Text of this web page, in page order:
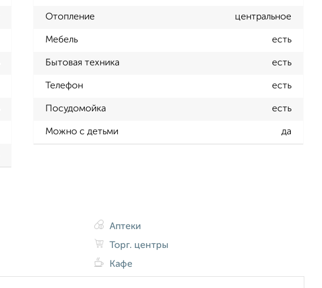
Отопление центральное
Мебель есть
Бытовая техника есть
Телефон есть
Посудомойка есть
Можно с детьми да
Аптеки
Торг. центры
Кафе